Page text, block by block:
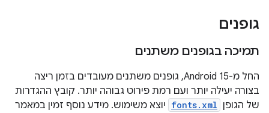
גופנים
תמיכה בגופנים משתנים
החל מ-Android 15, גופנים משתנים מעובדים בזמן ריצה
בצורה יעילה יותר ועם רמת פירוט גבוהה יותר. קובץ ההגדרות
של הגופן fonts.xml יוצא משימוש. מידע נוסף זמין במאמר